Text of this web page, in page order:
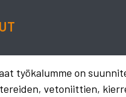
työkalumme on
vetoniittien,